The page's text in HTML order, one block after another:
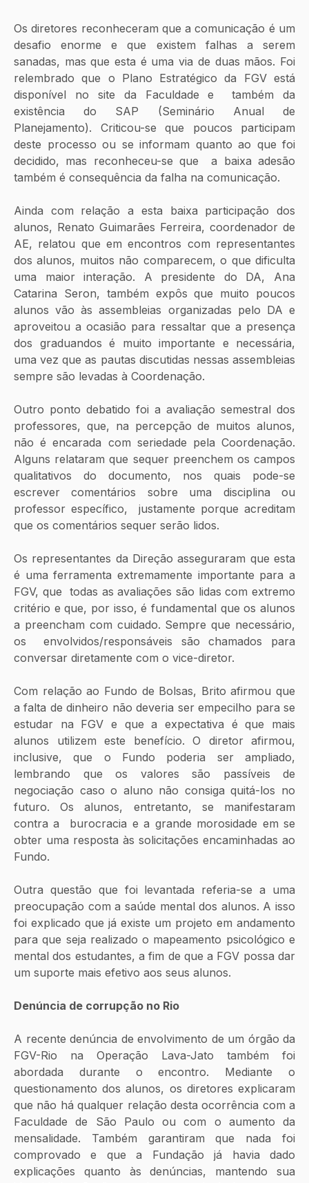
Os diretores reconheceram que a comunicação é um
desafio enorme e que existem falhas a serem
sanadas, mas que esta é uma via de duas mãos. Foi
relembrado que o Plano Estratégico da FGV está
disponível no site da Faculdade e  também da
existência do SAP (Seminário Anual de
Planejamento). Criticou-se que poucos participam
deste processo ou se informam quanto ao que foi
decidido, mas reconheceu-se que  a baixa adesão
também é consequência da falha na comunicação.
Ainda com relação a esta baixa participação dos
alunos, Renato Guimarães Ferreira, coordenador de
AE, relatou que em encontros com representantes
dos alunos, muitos não comparecem, o que dificulta
uma maior interação. A presidente do DA, Ana
Catarina Seron, também expôs que muito poucos
alunos vão às assembleias organizadas pelo DA e
aproveitou a ocasião para ressaltar que a presença
dos graduandos é muito importante e necessária,
uma vez que as pautas discutidas nessas assembleias
sempre são levadas à Coordenação.
Outro ponto debatido foi a avaliação semestral dos
professores, que, na percepção de muitos alunos,
não é encarada com seriedade pela Coordenação.
Alguns relataram que sequer preenchem os campos
qualitativos do documento, nos quais pode-se
escrever comentários sobre uma disciplina ou
professor específico,  justamente porque acreditam
que os comentários sequer serão lidos.
Os representantes da Direção asseguraram que esta
é uma ferramenta extremamente importante para a
FGV, que  todas as avaliações são lidas com extremo
critério e que, por isso, é fundamental que os alunos
a preencham com cuidado. Sempre que necessário,
os  envolvidos/responsáveis são chamados para
conversar diretamente com o vice-diretor.
Com relação ao Fundo de Bolsas, Brito afirmou que
a falta de dinheiro não deveria ser empecilho para se
estudar na FGV e que a expectativa é que mais
alunos utilizem este benefício. O diretor afirmou,
inclusive, que o Fundo poderia ser ampliado,
lembrando que os valores são passíveis de
negociação caso o aluno não consiga quitá-los no
futuro. Os alunos, entretanto, se manifestaram
contra a  burocracia e a grande morosidade em se
obter uma resposta às solicitações encaminhadas ao
Fundo.
Outra questão que foi levantada referia-se a uma
preocupação com a saúde mental dos alunos. A isso
foi explicado que já existe um projeto em andamento
para que seja realizado o mapeamento psicológico e
mental dos estudantes, a fim de que a FGV possa dar
um suporte mais efetivo aos seus alunos.
Denúncia de corrupção no Rio
A recente denúncia de envolvimento de um órgão da
FGV-Rio na Operação Lava-Jato também foi
abordada durante o encontro. Mediante o
questionamento dos alunos, os diretores explicaram
que não há qualquer relação desta ocorrência com a
Faculdade de São Paulo ou com o aumento da
mensalidade. Também garantiram que nada foi
comprovado e que a Fundação já havia dado
explicações quanto às denúncias, mantendo sua